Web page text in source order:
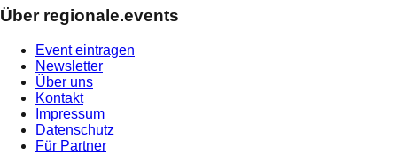
Über regionale.events
Event eintragen
Newsletter
Über uns
Kontakt
Impressum
Datenschutz
Für Partner